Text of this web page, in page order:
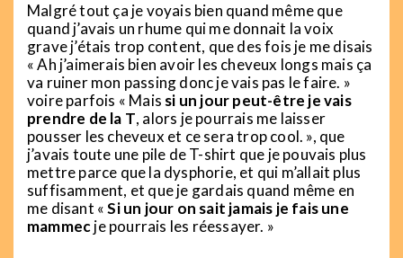
Malgré tout ça je voyais bien quand même que
quand j’avais un rhume qui me donnait la voix
grave j’étais trop content, que des fois je me disais
« Ah j’aimerais bien avoir les cheveux longs mais ça
va ruiner mon passing donc je vais pas le faire. »
voire parfois « Mais si un jour peut-être je vais
prendre de la T, alors je pourrais me laisser
pousser les cheveux et ce sera trop cool. », que
j’avais toute une pile de T-shirt que je pouvais plus
mettre parce que la dysphorie, et qui m’allait plus
suffisamment, et que je gardais quand même en
me disant «Si un jour on sait jamais je fais une
mammecje pourrais les réessayer. »